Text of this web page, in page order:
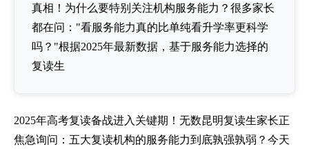
真相！为什么要特别关注机构服务能力？很多家长
都在问："看服务能力真的比单纯看升学率更科学
吗？"根据2025年最新数据，基于服务能力选择的
复读生
2025年高考复读备战进入关键期！无数昆明复读生家长正
焦急询问：五大复读机构的服务能力到底孰强孰弱？今天